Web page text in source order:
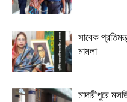
সাবেক
মামলা
মাদারীপুরে